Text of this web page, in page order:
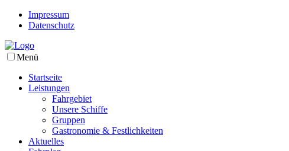
Impressum
Datenschutz
Menü
Startseite
Leistungen
Fahrgebiet
Unsere Schiffe
Gruppen
Gastronomie & Festlichkeiten
Aktuelles